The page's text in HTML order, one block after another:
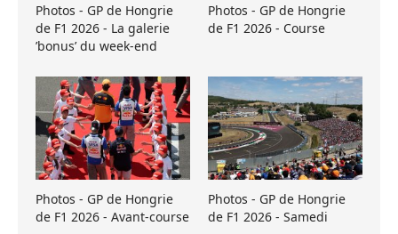
Photos - GP de Hongrie
de F1 2026 - La galerie
’bonus’ du week-end
Photos - GP de Hongrie
de F1 2026 - Course
Photos - GP de Hongrie
de F1 2026 - Avant-course
Photos - GP de Hongrie
de F1 2026 - Samedi